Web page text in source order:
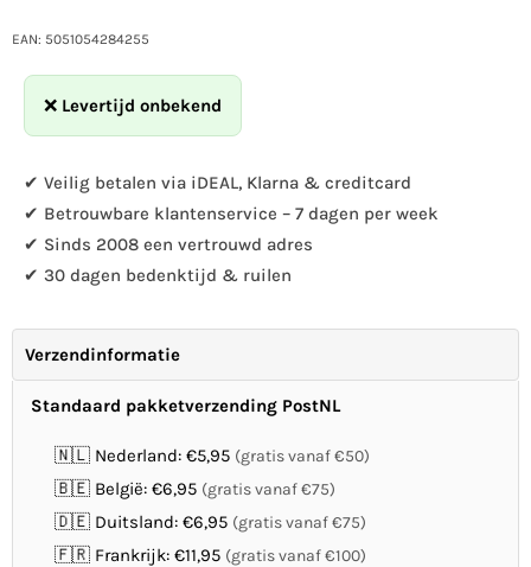
voor
zaden
voor
zaden
EAN: 5051054284255
❌ Levertijd onbekend
✔ Veilig betalen via iDEAL, Klarna & creditcard
✔ Betrouwbare klantenservice – 7 dagen per week
✔ Sinds 2008 een vertrouwd adres
✔ 30 dagen bedenktijd & ruilen
Verzendinformatie
Standaard pakketverzending PostNL
🇳🇱 Nederland: €5,95 (gratis vanaf €50)
🇧🇪 België: €6,95 (gratis vanaf €75)
🇩🇪 Duitsland: €6,95 (gratis vanaf €75)
🇫🇷 Frankrijk: €11,95 (gratis vanaf €100)